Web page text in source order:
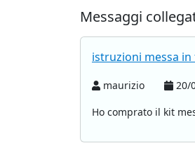
Messaggi
istruzioni messa in
maurizio
20/
Ho comprato il kit